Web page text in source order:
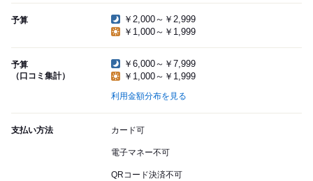
予算
￥2,000～￥2,999
￥1,000～￥1,999
予算
（口コミ集計）
￥6,000～￥7,999
￥1,000～￥1,999
利用金額分布を見る
支払い方法 カード可
電子マネー不可
QRコード決済不可